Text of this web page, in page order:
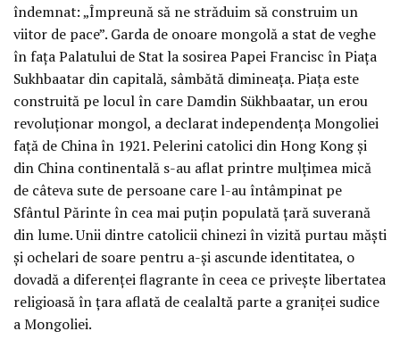
îndemnat: „Împreună să ne străduim să construim un
viitor de pace”. Garda de onoare mongolă a stat de veghe
în fața Palatului de Stat la sosirea Papei Francisc în Piața
Sukhbaatar din capitală, sâmbătă dimineața. Piața este
construită pe locul în care Damdin Sükhbaatar, un erou
revoluționar mongol, a declarat independența Mongoliei
față de China în 1921. Pelerini catolici din Hong Kong și
din China continentală s-au aflat printre mulțimea mică
de câteva sute de persoane care l-au întâmpinat pe
Sfântul Părinte în cea mai puțin populată țară suverană
din lume. Unii dintre catolicii chinezi în vizită purtau măști
și ochelari de soare pentru a-și ascunde identitatea, o
dovadă a diferenței flagrante în ceea ce privește libertatea
religioasă în țara aflată de cealaltă parte a graniței sudice
a Mongoliei.